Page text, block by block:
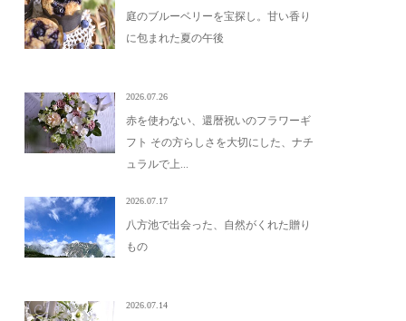
庭のブルーベリーを宝探し。甘い香り
に包まれた夏の午後
2026.07.26
赤を使わない、還暦祝いのフラワーギ
フト その方らしさを大切にした、ナチ
ュラルで上...
2026.07.17
八方池で出会った、自然がくれた贈り
もの
2026.07.14